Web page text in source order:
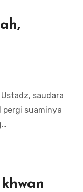
saudara
suaminya